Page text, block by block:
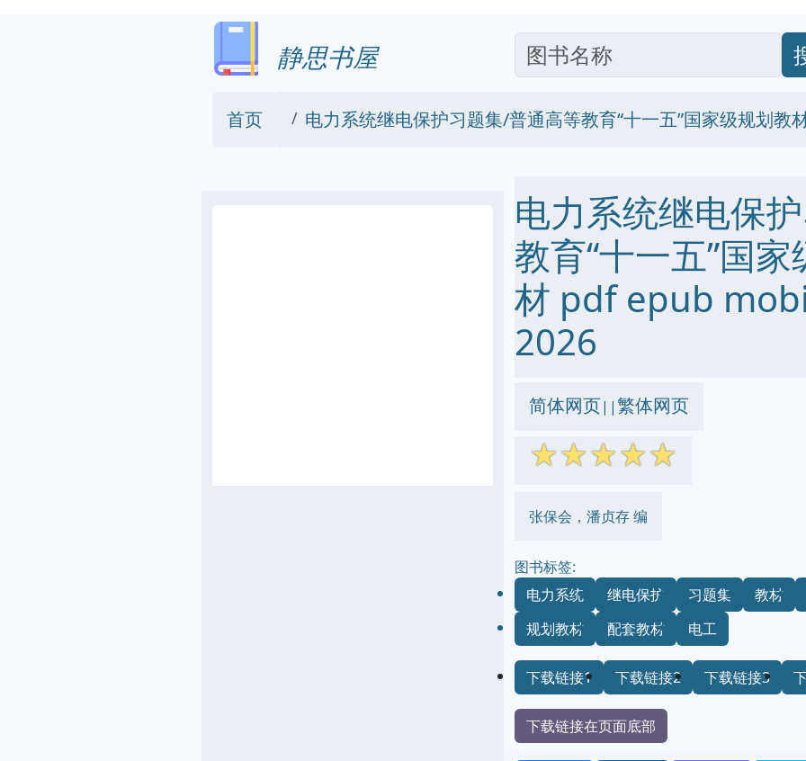
静思书屋
首页 电力系统继电保护习题集/普通高等教育“十一五”国家级规划教
电力系统继电保
教育“十一五”国
材 pdf epub
2026
简体网页||繁体网页
☆☆☆☆☆
张保会，潘贞存 编
图书标签:
电力系统
继电保护 习题集
教材
规划教材
配套教材 电工
下载链接1 下载链接2 下载链接3
下载链接在页面底部